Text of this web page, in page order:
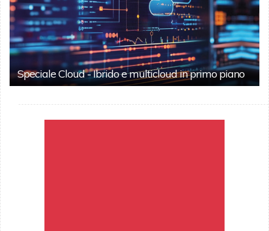
Speciale Cloud - Ibrido e multicloud in primo piano